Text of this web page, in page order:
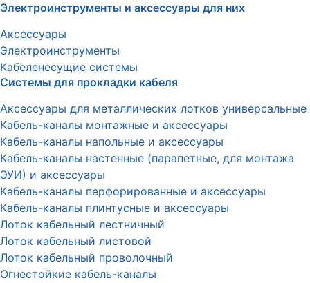
Электроинструменты и аксессуары для них
Аксессуары
Электроинструменты
Кабеленесущие системы
Системы для прокладки кабеля
Аксессуары для металлических лотков универсальные
Кабель-каналы монтажные и аксессуары
Кабель-каналы напольные и аксессуары
Кабель-каналы настенные (парапетные, для монтажа
ЭУИ) и аксессуары
Кабель-каналы перфорированные и аксессуары
Кабель-каналы плинтусные и аксессуары
Лоток кабельный лестничный
Лоток кабельный листовой
Лоток кабельный проволочный
Огнестойкие кабель-каналы